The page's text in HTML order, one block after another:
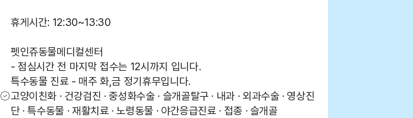
휴게시간: 12:30~13:30
펫인쥬동물메디컬센터
- 점심시간 전 마지막 접수는 12시까지 입니다.
특수동물 진료 - 매주 화,금 정기휴무입니다.
고양이친화 · 건강검진 · 중성화수술 · 슬개골탈구 · 내과 · 외과수술 · 영상진
단 · 특수동물 · 재활치료 · 노령동물 · 야간응급진료 · 접종 · 슬개골